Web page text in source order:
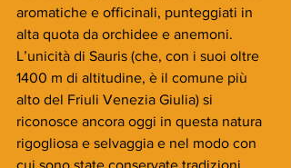
aromatiche e officinali, punteggiati in
alta quota da orchidee e anemoni.
L’unicità di Sauris (che, con i suoi oltre
1400 m di altitudine, è il comune più
alto del Friuli Venezia Giulia) si
riconosce ancora oggi in questa natura
rigogliosa e selvaggia e nel modo con